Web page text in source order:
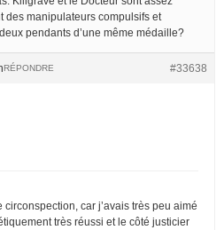
des manipulateurs compulsifs et
pendants d’une même médaille?
#33638
RÉPONDRE
car j’avais très peu aimé
très réussi et le côté justicier